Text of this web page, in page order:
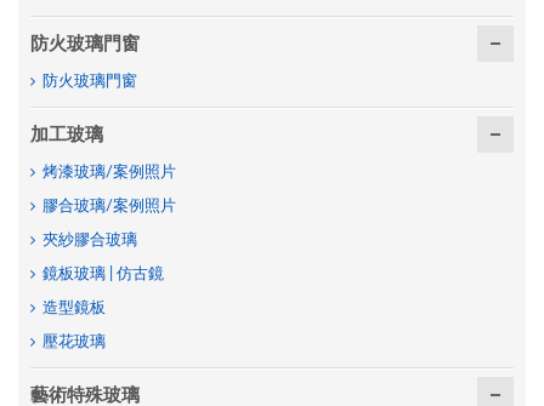
防火玻璃門窗
防火玻璃門窗
加工玻璃
烤漆玻璃/案例照片
膠合玻璃/案例照片
夾紗膠合玻璃
鏡板玻璃 | 仿古鏡
造型鏡板
壓花玻璃
藝術特殊玻璃